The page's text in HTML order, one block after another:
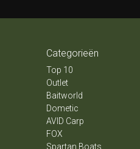
Categorieën
Top 10
Outlet
Baitworld
Dometic
AVID Carp
FOX
Spartan Boats